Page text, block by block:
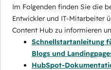
Im Folgenden finden Sie die
Entwickler und IT-Mitarbeiter
Content Hub zu informieren
Schnellstartanleitung
Blogs und
HubSpot-